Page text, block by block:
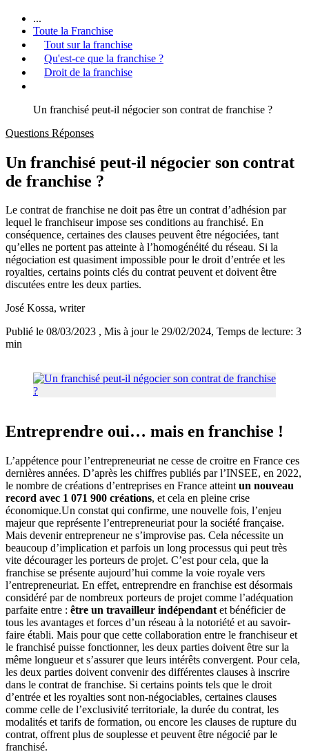
...
Toute la Franchise
Tout sur la franchise
Qu'est-ce que la franchise ?
Droit de la franchise
Un franchisé peut-il négocier son contrat de franchise ?
Questions Réponses
Un franchisé peut-il négocier son contrat
de franchise ?
Le contrat de franchise ne doit pas être un contrat d’adhésion par
lequel le franchiseur impose ses conditions au franchisé. En
conséquence, certaines des clauses peuvent être négociées, tant
qu’elles ne portent pas atteinte à l’homogénéité du réseau. Si la
négociation est quasiment impossible pour le droit d’entrée et les
royalties, certains points clés du contrat peuvent et doivent être
discutées entre les deux parties.
José Kossa, writer
Publié le 08/03/2023 , Mis à jour le 29/02/2024, Temps de lecture: 3
min
Entreprendre oui… mais en franchise !
L’appétence pour l’entrepreneuriat ne cesse de croitre en France ces
dernières années. D’après les chiffres publiés par l’INSEE, en 2022,
le nombre de créations d’entreprises en France atteint un nouveau
record avec 1 071 900 créations, et cela en pleine crise
économique.Un constat qui confirme, une nouvelle fois, l’enjeu
majeur que représente l’entrepreneuriat pour la société française.
Mais devenir entrepreneur ne s’improvise pas. Cela nécessite un
beaucoup d’implication et parfois un long processus qui peut très
vite décourager les porteurs de projet. C’est pour cela, que la
franchise se présente aujourd’hui comme la voie royale vers
l’entrepreneuriat. En effet, entreprendre en franchise est désormais
considéré par de nombreux porteurs de projet comme l’adéquation
parfaite entre : être un travailleur indépendant et bénéficier de
tous les avantages et forces d’un réseau à la notoriété et au savoir-
faire établi. Mais pour que cette collaboration entre le franchiseur et
le franchisé puisse fonctionner, les deux parties doivent être sur la
même longueur et s’assurer que leurs intérêts convergent. Pour cela,
les deux parties doivent convenir des différentes clauses à inscrire
dans le contrat de franchise. Si certains points tels que le droit
d’entrée et les royalties sont non-négociables, certaines clauses
comme celle de l’exclusivité territoriale, la durée du contrat, les
modalités et tarifs de formation, ou encore les clauses de rupture du
contrat, offrent plus de souplesse et peuvent être négocié par le
franchisé.